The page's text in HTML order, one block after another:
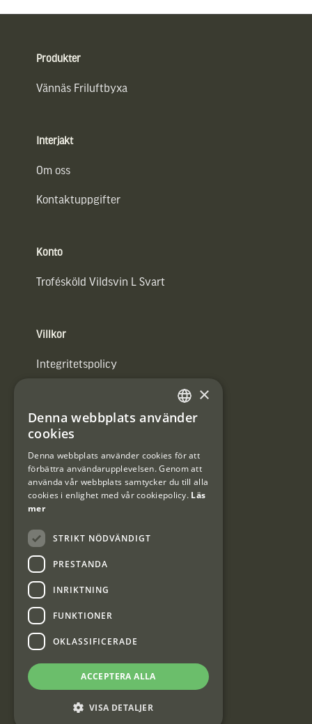
Produkter
Vännäs Friluftbyxa
Interjakt
Om oss
Kontaktuppgifter
Konto
Trofésköld Vildsvin L Svart
Villkor
Integritetspolicy
#Interjaktfamily
Kundklubb
Information om kundklubben.
Interjakt Sweden AB, Årjäng
SWEDISH
×
Denna webbplats använder
cookies
Denna webbplats använder cookies för att
förbättra användarupplevelsen. Genom att
använda vår webbplats samtycker du till alla
cookies i enlighet med vår cookiepolicy. Läs
mer
STRIKT NÖDVÄNDIGT
PRESTANDA
INRIKTNING
FUNKTIONER
OKLASSIFICERADE
ACCEPTERA ALLA
VISA DETALJER